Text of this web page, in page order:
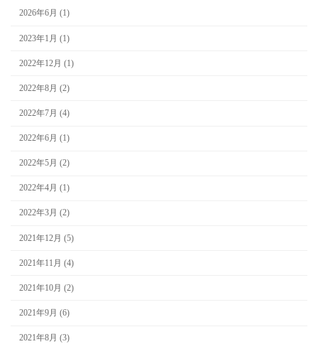
2026年6月 (1)
2023年1月 (1)
2022年12月 (1)
2022年8月 (2)
2022年7月 (4)
2022年6月 (1)
2022年5月 (2)
2022年4月 (1)
2022年3月 (2)
2021年12月 (5)
2021年11月 (4)
2021年10月 (2)
2021年9月 (6)
2021年8月 (3)